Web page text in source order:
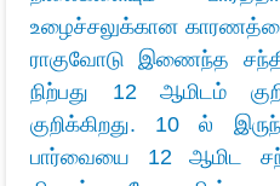
உழைச்சலுக்கான காரணத்தை
ராகுவோடு இணைந்த
நிற்பது 12 ஆமிடம்
குறிக்கிறது. 10 ல்
பார்வையை 12 ஆமிட